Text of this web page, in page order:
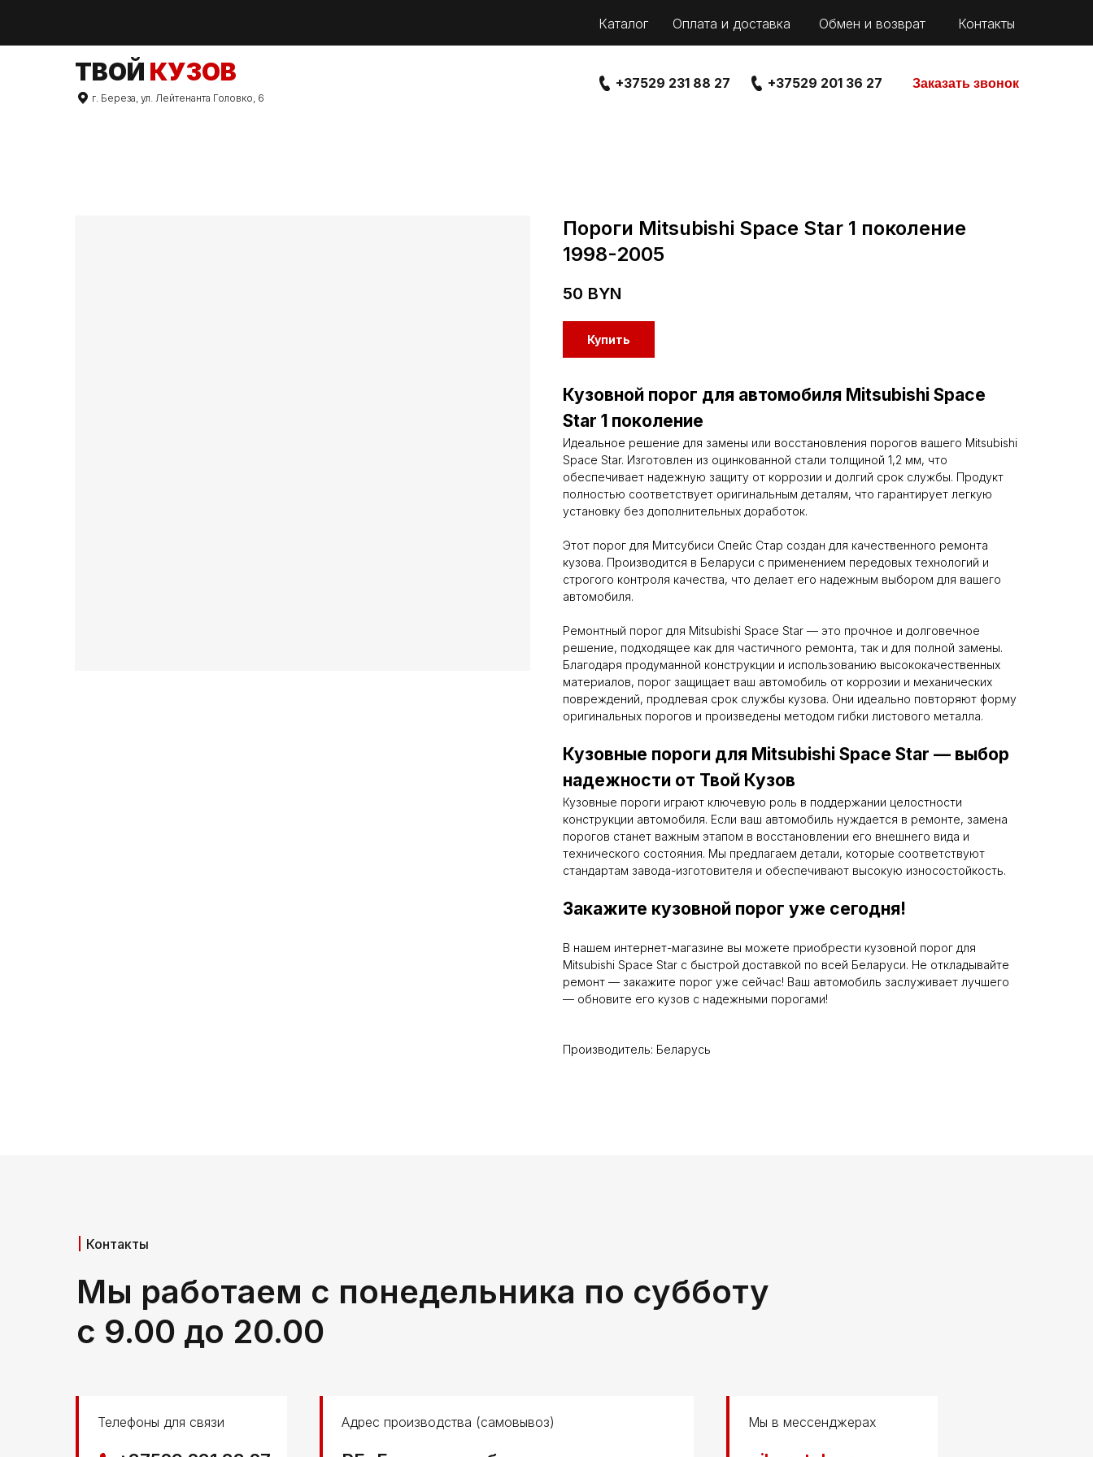
+37529 231 88 27 +37529 201 36 27
Каталог Оплата и доставка Обмен и возврат Контакты
TВОЙ КУЗОВ
г. Береза, ул. Лейтенанта Головко, 6
Заказать звонок
Пороги Mitsubishi Space Star 1 поколение
1998-2005
50 BYN
Купить
Кузовной порог для автомобиля Mitsubishi Space
Star 1 поколение
Идеальное решение для замены или восстановления порогов вашего Mitsubishi
Space Star. Изготовлен из оцинкованной стали толщиной 1,2 мм, что
обеспечивает надежную защиту от коррозии и долгий срок службы. Продукт
полностью соответствует оригинальным деталям, что гарантирует легкую
установку без дополнительных доработок.
Этот порог для Митсубиси Спейс Стар создан для качественного ремонта
кузова. Производится в Беларуси с применением передовых технологий и
строгого контроля качества, что делает его надежным выбором для вашего
автомобиля.
Ремонтный порог для Mitsubishi Space Star — это прочное и долговечное
решение, подходящее как для частичного ремонта, так и для полной замены.
Благодаря продуманной конструкции и использованию высококачественных
материалов, порог защищает ваш автомобиль от коррозии и механических
повреждений, продлевая срок службы кузова. Они идеально повторяют форму
оригинальных порогов и произведены методом гибки листового металла.
Кузовные пороги для Mitsubishi Space Star — выбор
надежности от Твой Кузов
Кузовные пороги играют ключевую роль в поддержании целостности
конструкции автомобиля. Если ваш автомобиль нуждается в ремонте, замена
порогов станет важным этапом в восстановлении его внешнего вида и
технического состояния. Мы предлагаем детали, которые соответствуют
стандартам завода-изготовителя и обеспечивают высокую износостойкость.
Закажите кузовной порог уже сегодня!
В нашем интернет-магазине вы можете приобрести кузовной порог для
Mitsubishi Space Star с быстрой доставкой по всей Беларуси. Не откладывайте
ремонт — закажите порог уже сейчас! Ваш автомобиль заслуживает лучшего
— обновите его кузов с надежными порогами!
Производитель: Беларусь
Контакты
Телефоны для связи Мы в мессенджерах
Адрес производства (самовывоз)
Мы работаем с понедельника по субботу
с 9.00 до 20.00